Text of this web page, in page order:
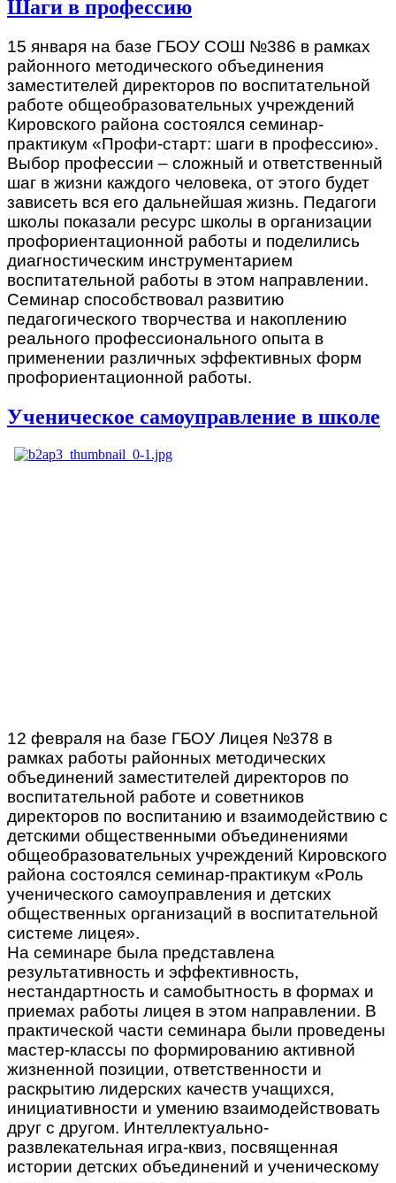
Шаги в профессию
15 января на базе ГБОУ СОШ №386 в рамках
районного методического объединения
заместителей директоров по воспитательной
работе общеобразовательных учреждений
Кировского района состоялся семинар-
практикум «Профи-старт: шаги в профессию».
Выбор профессии – сложный и ответственный
шаг в жизни каждого человека, от этого будет
зависеть вся его дальнейшая жизнь. Педагоги
школы показали ресурс школы в организации
профориентационной работы и поделились
диагностическим инструментарием
воспитательной работы в этом направлении.
Семинар способствовал развитию
педагогического творчества и накоплению
реального профессионального опыта в
применении различных эффективных форм
профориентационной работы.
Ученическое самоуправление в школе
12 февраля на базе ГБОУ Лицея №378 в
рамках работы районных методических
объединений заместителей директоров по
воспитательной работе и советников
директоров по воспитанию и взаимодействию с
детскими общественными объединениями
общеобразовательных учреждений Кировского
района состоялся семинар-практикум «Роль
ученического самоуправления и детских
общественных организаций в воспитательной
системе лицея».
На семинаре была представлена
результативность и эффективность,
нестандартность и самобытность в формах и
приемах работы лицея в этом направлении. В
практической части семинара были проведены
мастер-классы по формированию активной
жизненной позиции, ответственности и
раскрытию лидерских качеств учащихся,
инициативности и умению взаимодействовать
друг с другом. Интеллектуально-
развлекательная игра-квиз, посвященная
истории детских объединений и ученическому